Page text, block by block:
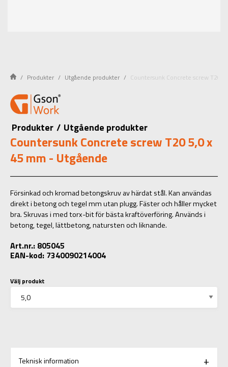
Produkter Utgående produkter Countersunk Concrete screw T20
Produkter / Utgående produkter
Countersunk Concrete screw T20 5,0 x
45 mm - Utgående
Försinkad och kromad betongskruv av härdat stål. Kan användas
direkt i betong och tegel mm utan plugg. Fäster och håller mycket
bra. Skruvas i med torx-bit för bästa kraftöverföring. Används i
betong, tegel, lättbetong, natursten och liknande.
Art.nr.: 805045
EAN-kod: 7340090214004
Välj produkt
Teknisk information